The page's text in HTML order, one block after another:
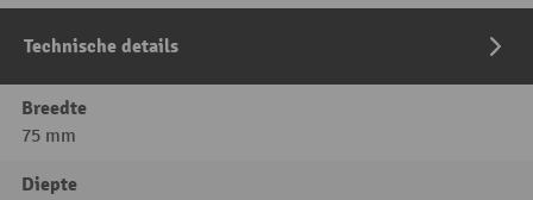
Technische details
Breedte
75 mm
Diepte